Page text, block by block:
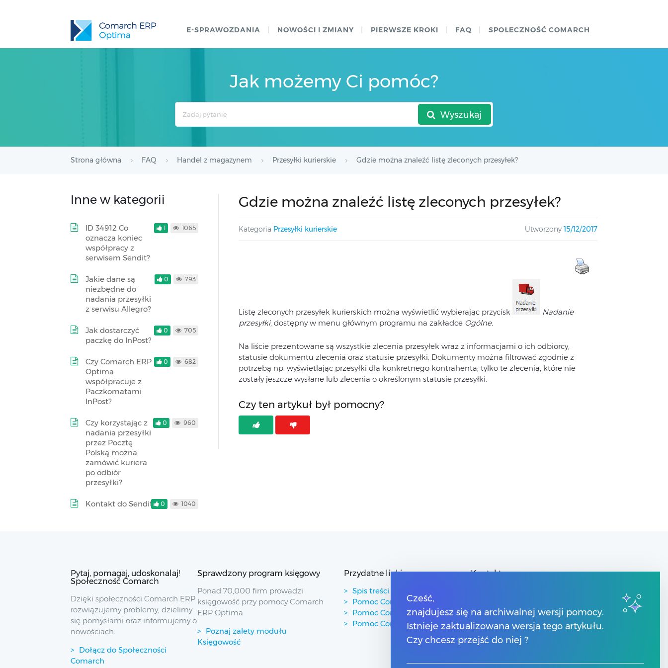
E-SPRAWOZDANIA NOWOŚCI I ZMIANY PIERWSZE KROKI FAQ SPOŁECZNOŚĆ COMARCH
Jak możemy Ci pomóc?
Wyszukaj
Strona główna FAQ Handel z magazynem Przesyłki kurierskie Gdzie można znaleźć listę zleconych przesyłek?
Gdzie można znaleźć listę zleconych przesyłek?
Kategoria Przesyłki kurierskie Utworzony 15/12/2017
Listę zleconych przesyłek kurierskich można wyświetlić wybierając przycisk
Nadanie
przesyłki, dostępny w menu głównym programu na zakładce Ogólne.
Na liście prezentowane są wszystkie zlecenia przesyłek wraz z informacjami o ich odbiorcy,
statusie dokumentu zlecenia oraz statusie przesyłki. Dokumenty można filtrować zgodnie z
potrzebą np. wyświetlając przesyłki dla konkretnego kontrahenta; tylko te zlecenia, które nie
zostały jeszcze wysłane lub zlecenia o określonym statusie przesyłki.
Czy ten artykuł był pomocny?
Inne w kategorii
ID 34912 Co
oznacza koniec
współpracy z
serwisem Sendit?
1 1065
Jakie dane są
niezbędne do
nadania przesyłki
z serwisu Allegro?
0 793
Jak dostarczyć
paczkę do InPost?
0 705
Czy Comarch ERP
Optima
współpracuje z
Paczkomatami
InPost?
0 682
Czy korzystając z
nadania przesyłki
przez Pocztę
Polską można
zamówić kuriera
po odbiór
przesyłki?
0 960
Kontakt do Sendit 0 1040
Pytaj, pomagaj, udoskonalaj!
Społeczność Comarch
Dzięki społeczności Comarch ERP
rozwiązujemy problemy, dzielimy
się pomysłami oraz informujemy o
nowościach.
Dołącz do Społeczności
Comarch
Sprawdzony program księgowy
Ponad 70,000 firm prowadzi
księgowość przy pomocy Comarch
ERP Optima
Poznaj zalety modułu
Księgowość
Przydatne linki
Spis treści
Pomoc Comarch Betterfly
Pomoc Comarch e-Sklep
Pomoc Comarch HRM
Kontakt
Cześć,
znajdujesz się na archiwalnej wersji pomocy.
Istnieje zaktualizowana wersja tego artykułu.
Czy chcesz przejść do niej ?